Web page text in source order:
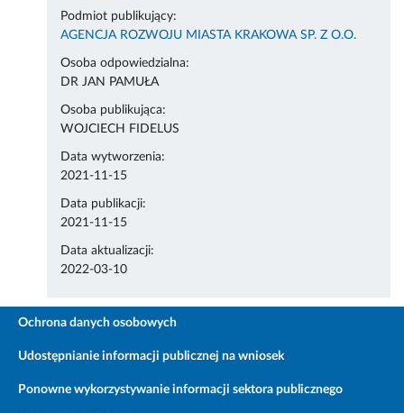
Podmiot publikujący:
AGENCJA ROZWOJU MIASTA KRAKOWA SP. Z O.O.
Osoba odpowiedzialna:
DR JAN PAMUŁA
Osoba publikująca:
WOJCIECH FIDELUS
Data wytworzenia:
2021-11-15
Data publikacji:
2021-11-15
Data aktualizacji:
2022-03-10
Ochrona danych osobowych
Udostępnianie informacji publicznej na wniosek
Ponowne wykorzystywanie informacji sektora publicznego